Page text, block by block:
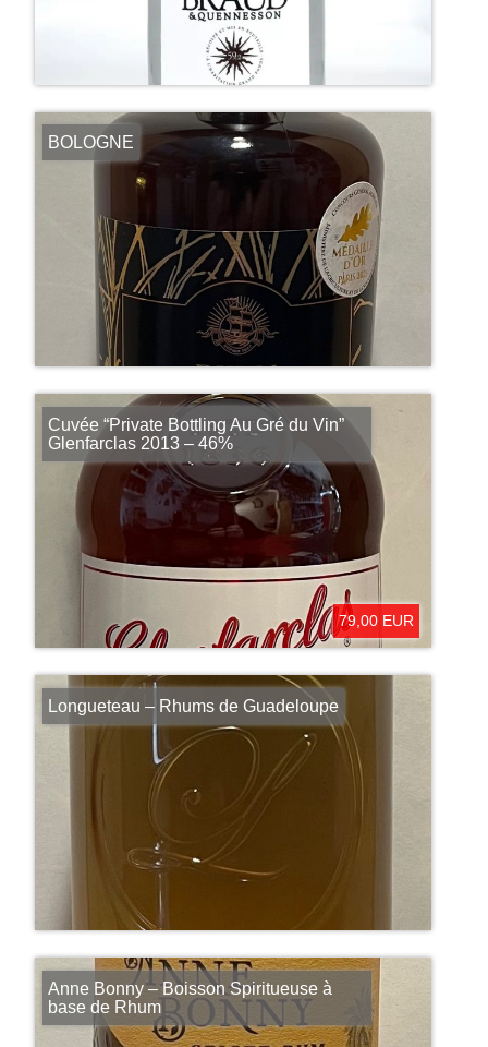
BOLOGNE
Cuvée “Private Bottling Au Gré du Vin”
Glenfarclas 2013 – 46%
79,00 EUR
Longueteau – Rhums de Guadeloupe
Anne Bonny – Boisson Spiritueuse à
base de Rhum